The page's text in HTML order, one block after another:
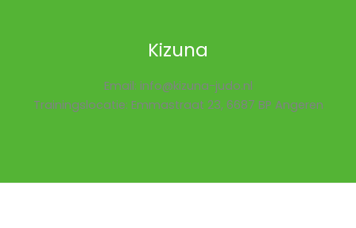
Kizuna
Email: info@kizuna-judo.nl
Trainingslocatie: Emmastraat 23, 6687 BP Angeren